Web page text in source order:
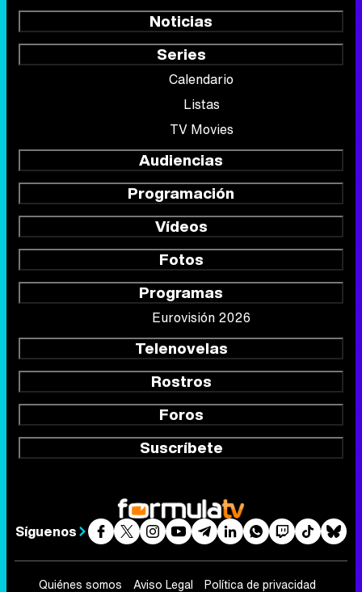
Noticias
Series
Calendario
Listas
TV Movies
Audiencias
Programación
Vídeos
Fotos
Programas
Eurovisión 2026
Telenovelas
Rostros
Foros
Suscríbete
Síguenos
Quiénes somos Aviso Legal
Política de privacidad